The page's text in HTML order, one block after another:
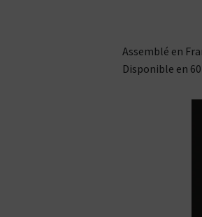
Assemblé en
Disponible en